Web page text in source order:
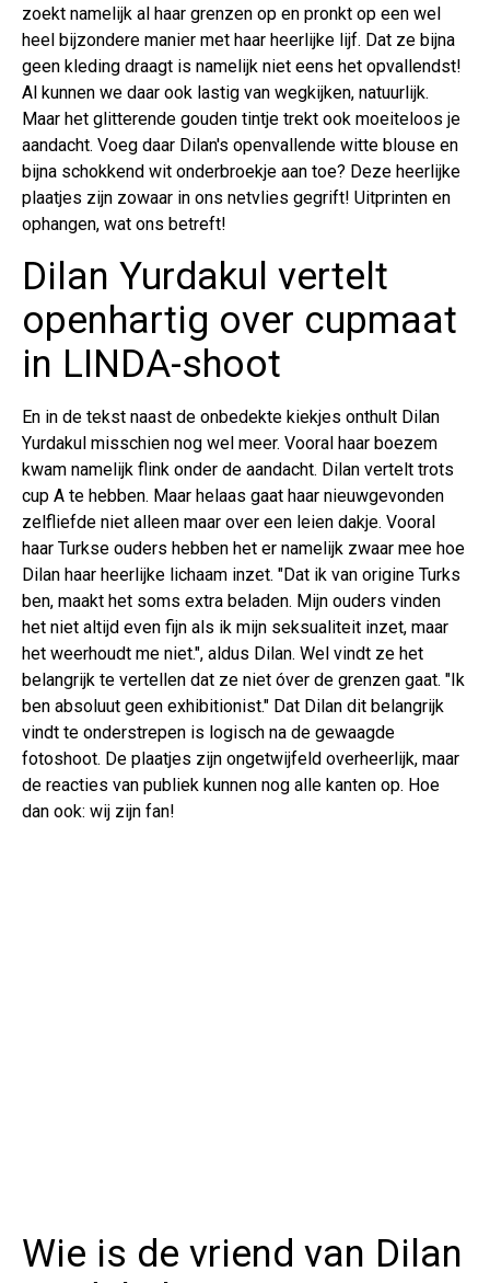
zoekt namelijk al haar grenzen op en pronkt op een wel
heel bijzondere manier met haar heerlijke lijf. Dat ze bijna
geen kleding draagt is namelijk niet eens het opvallendst!
Al kunnen we daar ook lastig van wegkijken, natuurlijk.
Maar het glitterende gouden tintje trekt ook moeiteloos je
aandacht. Voeg daar Dilan's openvallende witte blouse en
bijna schokkend wit onderbroekje aan toe? Deze heerlijke
plaatjes zijn zowaar in ons netvlies gegrift! Uitprinten en
ophangen, wat ons betreft!
Dilan Yurdakul vertelt
openhartig over cupmaat
in LINDA-shoot
En in de tekst naast de onbedekte kiekjes onthult Dilan
Yurdakul misschien nog wel meer. Vooral haar boezem
kwam namelijk flink onder de aandacht. Dilan vertelt trots
cup A te hebben. Maar helaas gaat haar nieuwgevonden
zelfliefde niet alleen maar over een leien dakje. Vooral
haar Turkse ouders hebben het er namelijk zwaar mee hoe
Dilan haar heerlijke lichaam inzet. "Dat ik van origine Turks
ben, maakt het soms extra beladen. Mijn ouders vinden
het niet altijd even fijn als ik mijn seksualiteit inzet, maar
het weerhoudt me niet.", aldus Dilan. Wel vindt ze het
belangrijk te vertellen dat ze niet óver de grenzen gaat. "Ik
ben absoluut geen exhibitionist." Dat Dilan dit belangrijk
vindt te onderstrepen is logisch na de gewaagde
fotoshoot. De plaatjes zijn ongetwijfeld overheerlijk, maar
de reacties van publiek kunnen nog alle kanten op. Hoe
dan ook: wij zijn fan!
Wie is de vriend van Dilan